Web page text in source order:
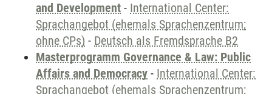
and Development - International Center:
Sprachangebot (ehemals Sprachenzentrum;
ohne CPs) - Deutsch als Fremdsprache B2
Masterprogramm Governance & Law: Public
Affairs and Democracy - International Center:
Sprachangebot (ehemals Sprachenzentrum;